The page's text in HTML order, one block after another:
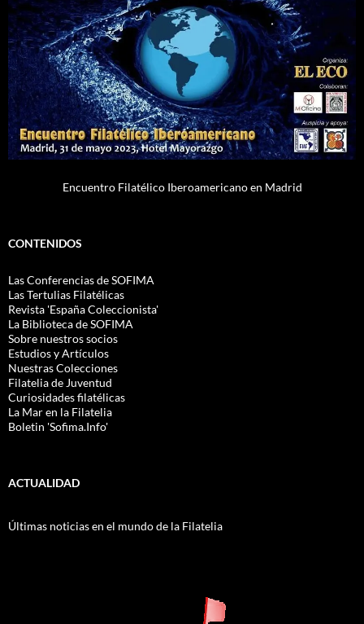
Encuentro Filatélico Iberoamericano en Madrid
CONTENIDOS
Las Conferencias de SOFIMA
Las Tertulias Filatélicas
Revista 'España Coleccionista'
La Biblioteca de SOFIMA
Sobre nuestros socios
Estudios y Artículos
Nuestras Colecciones
Filatelia de Juventud
Curiosidades filatélicas
La Mar en la Filatelia
Boletin 'Sofima.Info'
ACTUALIDAD
Últimas noticias en el mundo de la Filatelia